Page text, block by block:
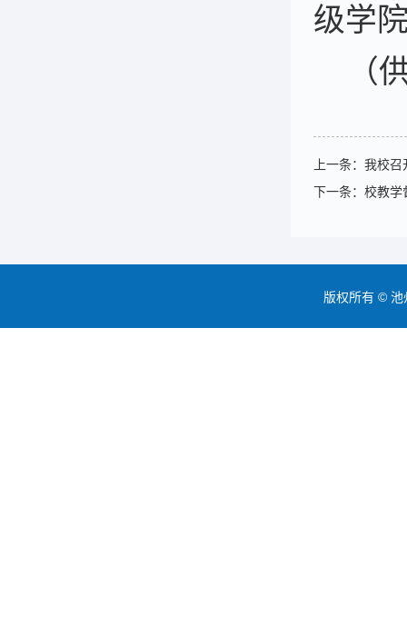
级学
（
上一条： 我校召
下一条： 校教学
版权所有 ©